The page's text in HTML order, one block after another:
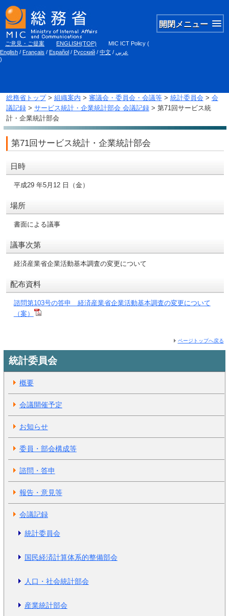
開閉メニュー
ご意見・ご提案 ENGLISH(TOP) MIC ICT Policy (
English / Français / Español / Русский / 中文 / عربي
)
総務省トップ> 組織案内 > 審議会・委員会・会議等> 統計委員会 > 会
議記録> サービス統計・企業統計部会 会議記録> 第71回サービス統
計・企業統計部会
第71回サービス統計・企業統計部会
日時
平成29 年5月12 日（金）
場所
書面による議事
議事次第
経済産業省企業活動基本調査の変更について
配布資料
諮問第103号の答申 経済産業省企業活動基本調査の変更について
（案）
ページトップへ戻る
統計委員会
概要
会議開催予定
お知らせ
委員・部会構成等
諮問・答申
報告・意見等
会議記録
統計委員会
国民経済計算体系的整備部会
人口・社会統計部会
産業統計部会